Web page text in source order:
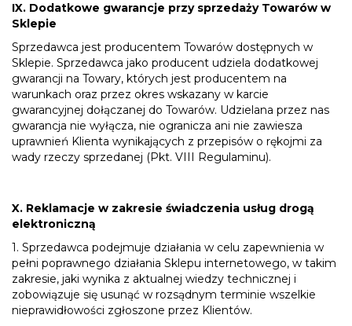
IX. Dodatkowe gwarancje przy sprzedaży Towarów w
Sklepie
Sprzedawca jest producentem Towarów dostępnych w
Sklepie. Sprzedawca jako producent udziela dodatkowej
gwarancji na Towary, których jest producentem na
warunkach oraz przez okres wskazany w karcie
gwarancyjnej dołączanej do Towarów. Udzielana przez nas
gwarancja nie wyłącza, nie ogranicza ani nie zawiesza
uprawnień Klienta wynikających z przepisów o rękojmi za
wady rzeczy sprzedanej (Pkt. VIII Regulaminu).
X. Reklamacje w zakresie świadczenia usług drogą
elektroniczną
1. Sprzedawca podejmuje działania w celu zapewnienia w
pełni poprawnego działania Sklepu internetowego, w takim
zakresie, jaki wynika z aktualnej wiedzy technicznej i
zobowiązuje się usunąć w rozsądnym terminie wszelkie
nieprawidłowości zgłoszone przez Klientów.